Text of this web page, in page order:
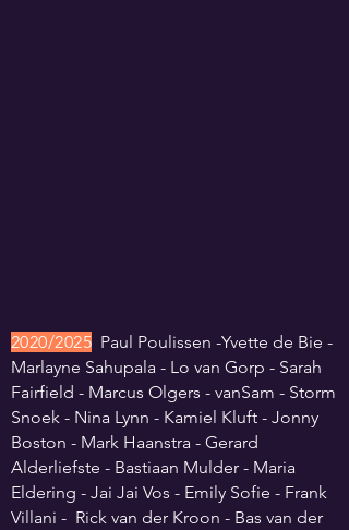
2020/2025 Paul Poulissen -Yvette de Bie -
Marlayne Sahupala - Lo van Gorp - Sarah
Fairfield - Marcus Olgers - vanSam - Storm
Snoek - Nina Lynn - Kamiel Kluft - Jonny
Boston - Mark Haanstra - Gerard
Alderliefste - Bastiaan Mulder - Maria
Eldering - Jai Jai Vos - Emily Sofie - Frank
Villani - Rick van der Kroon - Bas van der